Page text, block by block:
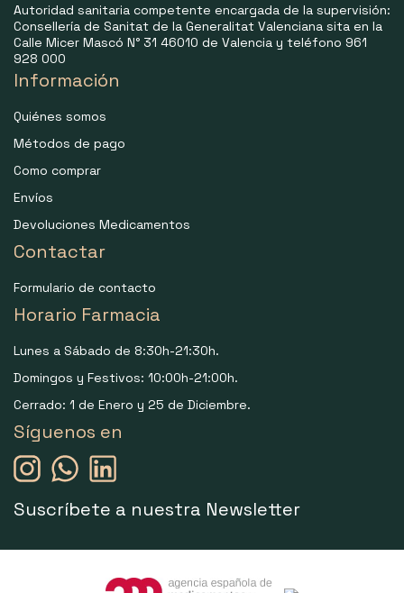
Autoridad sanitaria competente encargada de la supervisión:
Consellería de Sanitat de la Generalitat Valenciana sita en la
Calle Micer Mascó N° 31 46010 de Valencia y teléfono 961
928 000
Información
Quiénes somos
Métodos de pago
Como comprar
Envíos
Devoluciones Medicamentos
Contactar
Formulario de contacto
Horario Farmacia
Lunes a Sábado de 8:30h-21:30h.
Domingos y Festivos: 10:00h-21:00h.
Cerrado: 1 de Enero y 25 de Diciembre.
Síguenos en
Suscríbete a nuestra Newsletter